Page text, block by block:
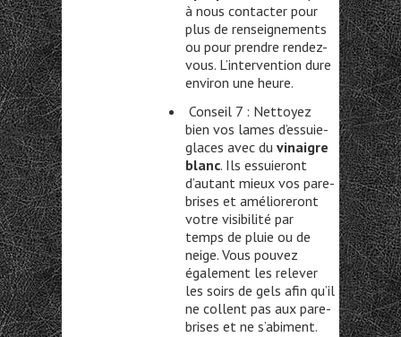
à nous contacter pour
plus de renseignements
ou pour prendre rendez-
vous. L’intervention dure
environ une heure.
Conseil 7 : Nettoyez
bien vos lames d’essuie-
glaces avec du vinaigre
blanc. Ils essuieront
d’autant mieux vos pare-
brises et amélioreront
votre visibilité par
temps de pluie ou de
neige. Vous pouvez
également les relever
les soirs de gels afin qu’il
ne collent pas aux pare-
brises et ne s’abiment.